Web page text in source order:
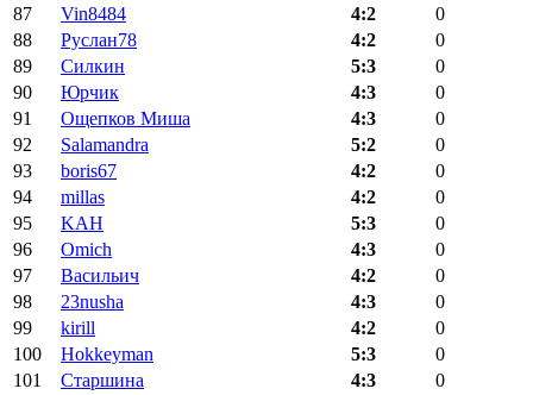
87
Vin8484 4:2
0
88
Руслан78 4:2
0
89
Силкин 5:3
0
90
Юрчик 4:3
0
91
Ощепков Миша 4:3
0
92
Salamandra 5:2
0
93
boris67 4:2
0
94
millas 4:2
0
95
KAH 5:3
0
96
Omich 4:3
0
97
Васильич 4:2
0
98
23nusha 4:3
0
99
kirill 4:2
0
100
Hokkeyman 5:3
0
101
Старшина 4:3
0